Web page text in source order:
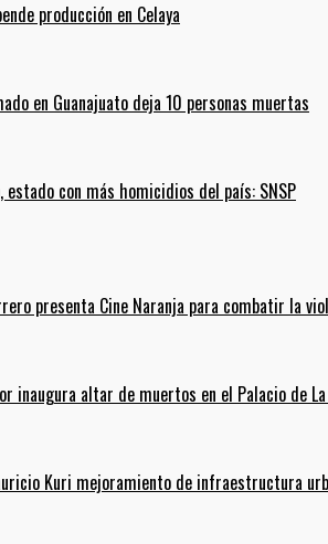
producción en Celaya
en Guanajuato deja 10 personas muertas
estado con más homicidios del país: SNSP
presenta Cine Naranja para combatir la
inaugura altar de muertos en el Palacio de
Kuri mejoramiento de infraestructura